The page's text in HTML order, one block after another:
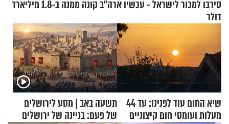
סירבו למכור לישראל - עכשיו ארה"ב קונה ממנה ב-1.8 מיליארד
דולר
שיא החום עוד לפנינו: עד 44
מעלות ועומסי חום קיצוניים
תשעה באב | מסע לירושלים
של פעם: בניינה של ירושלים